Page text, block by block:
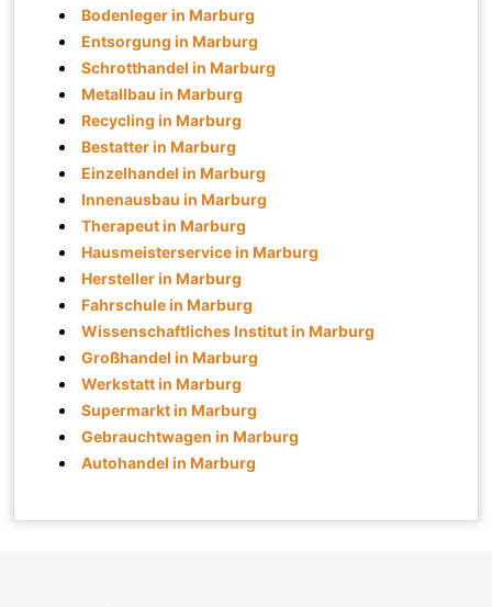
Bodenleger in Marburg
Entsorgung in Marburg
Schrotthandel in Marburg
Metallbau in Marburg
Recycling in Marburg
Bestatter in Marburg
Einzelhandel in Marburg
Innenausbau in Marburg
Therapeut in Marburg
Hausmeisterservice in Marburg
Hersteller in Marburg
Fahrschule in Marburg
Wissenschaftliches Institut in Marburg
Großhandel in Marburg
Werkstatt in Marburg
Supermarkt in Marburg
Gebrauchtwagen in Marburg
Autohandel in Marburg